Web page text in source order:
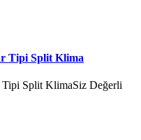
Tipi Split Klima
Split KlimaSiz Değerli